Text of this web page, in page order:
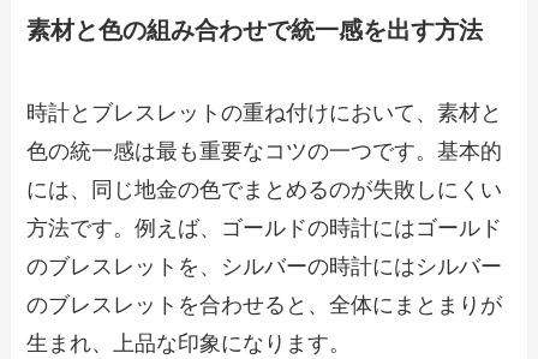
素材と色の組み合わせで統一感を出す方法
時計とブレスレットの重ね付けにおいて、素材と
色の統一感は最も重要なコツの一つです。基本的
には、同じ地金の色でまとめるのが失敗しにくい
方法です。例えば、ゴールドの時計にはゴールド
のブレスレットを、シルバーの時計にはシルバー
のブレスレットを合わせると、全体にまとまりが
生まれ、上品な印象になります。